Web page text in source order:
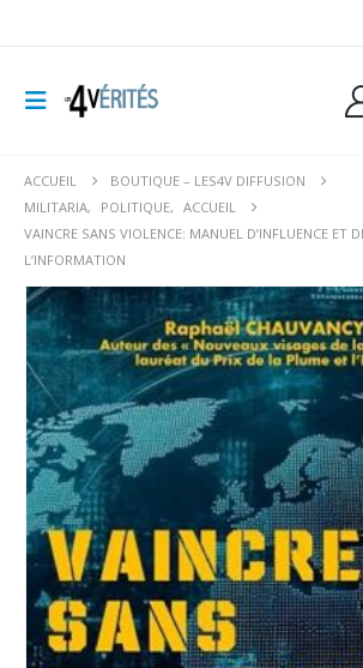
ACCUEIL
BOUTIQUE – LES4V DIFFUSION
MILITARIA, POLITIQUE, ACCUEIL
VAINCRE SANS VIOLENCE: MANUEL D’INFLUENCE ET
L’INFORMATION